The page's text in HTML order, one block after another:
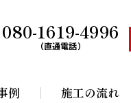
080-1619-4996
（直通電話）
例 施工の流れ